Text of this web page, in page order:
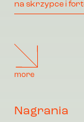
na skrzypce i
more
Nagrania